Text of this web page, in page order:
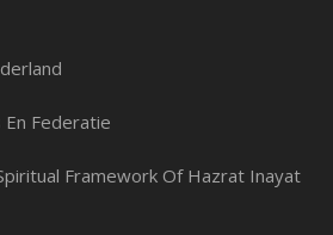
Federatie
Framework Of Hazrat Inayat